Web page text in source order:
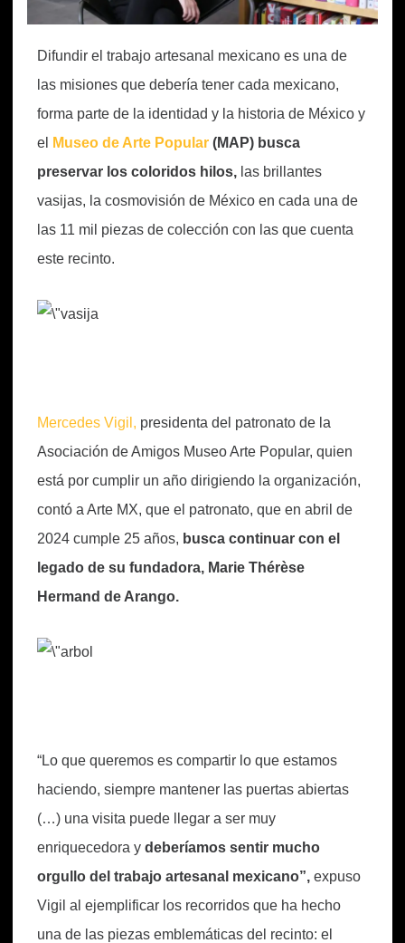
Difundir el trabajo artesanal mexicano es una de
las misiones que debería tener cada mexicano,
forma parte de la identidad y la historia de México y
el
Museo de Arte Popular (MAP) busca
preservar los coloridos hilos, las brillantes
vasijas, la cosmovisión de México en cada una de
las 11 mil piezas de colección con las que cuenta
este recinto.
Mercedes Vigil, presidenta del patronato de la
Asociación de Amigos Museo Arte Popular, quien
está por cumplir un año dirigiendo la organización,
contó a Arte MX, que el patronato, que en abril de
2024 cumple 25 años, busca continuar con el
legado de su fundadora, Marie Thérèse
Hermand de Arango.
“Lo que queremos es compartir lo que estamos
haciendo, siempre mantener las puertas abiertas
(…) una visita puede llegar a ser muy
enriquecedora y deberíamos sentir mucho
orgullo del trabajo artesanal mexicano”, expuso
Vigil al ejemplificar los recorridos que ha hecho
una de las piezas emblemáticas del recinto: el